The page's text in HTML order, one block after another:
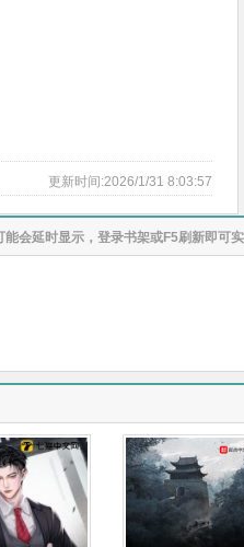
更新时间:2026/1/31 8:03:57
会延时显示，登录书架或F5刷新即可实